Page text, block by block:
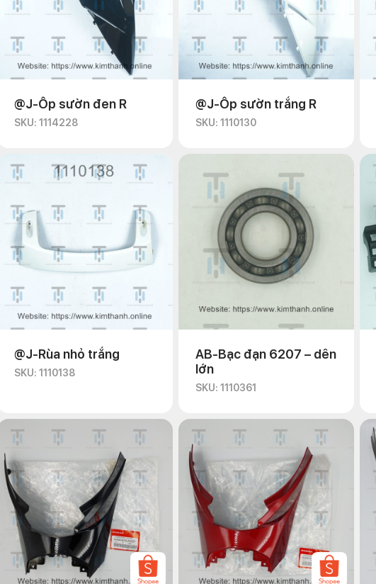
@J-Ốp sườn đen R
SKU: 1114228
@J-Ốp sườn trắng R
SKU: 1110130
@J-Rùa nhỏ trắng
SKU: 1110138
AB-Bạc đạn 6207 – dên
lớn
SKU: 1110361